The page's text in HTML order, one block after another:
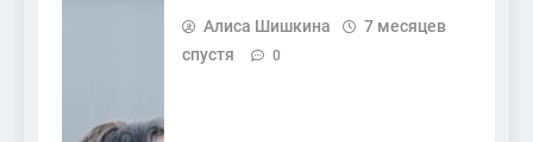
Алиса Шишкина
7 месяцев
спустя
0